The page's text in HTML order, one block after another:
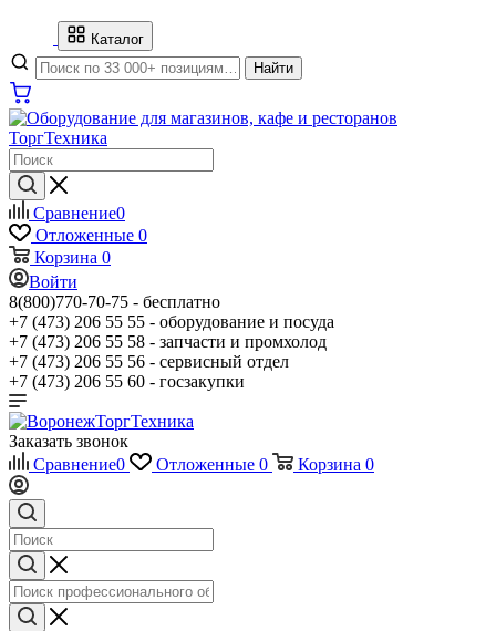
Каталог
Найти
Сравнение0
Отложенные 0
Корзина 0
Войти
8(800)770-70-75 - бесплатно
+7 (473) 206 55 55 - оборудование и посуда
+7 (473) 206 55 58 - запчасти и промхолод
+7 (473) 206 55 56 - сервисный отдел
+7 (473) 206 55 60 - госзакупки
Заказать звонок
Сравнение0 Отложенные 0 Корзина 0